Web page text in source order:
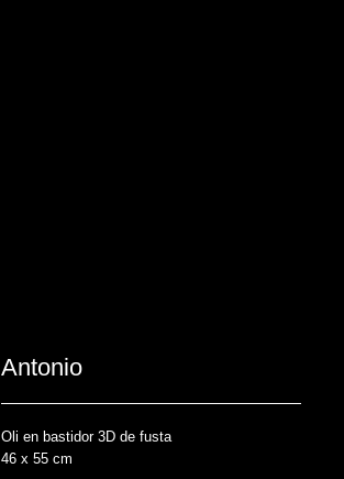
Antonio
Oli en bastidor 3D de fusta
46 x 55 cm